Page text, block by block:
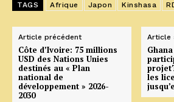
TAGS Afrique Japon Kinshasa
Article précédent
Côte d’Ivoire: 75 millions
USD des Nations Unies
destinés au « Plan
national de
développement » 2026-
2030
Article
les